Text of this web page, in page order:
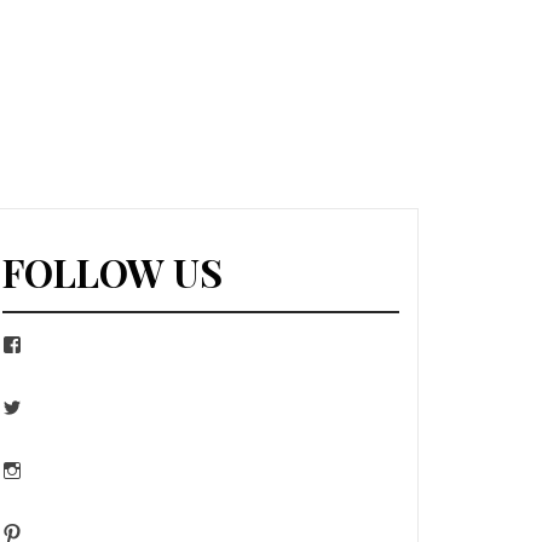
FOLLOW US
Facebook
Twitter
Instagram
Pinterest